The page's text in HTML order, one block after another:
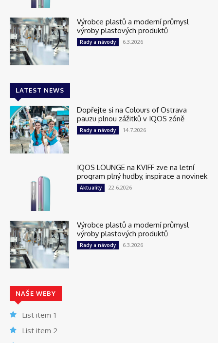
Výrobce plastů a moderní průmysl
výroby plastových produktů
Rady a návody 6.3.2026
LATEST NEWS
Dopřejte si na Colours of Ostrava
pauzu plnou zážitků v IQOS zóně
Rady a návody 14.7.2026
IQOS LOUNGE na KVIFF zve na letní
program plný hudby, inspirace a novinek
Aktuality 22.6.2026
Výrobce plastů a moderní průmysl
výroby plastových produktů
Rady a návody 6.3.2026
NAŠE WEBY
List item 1
List item 2